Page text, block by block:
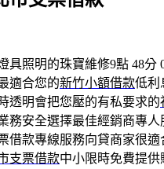
具照明的珠寶維修9點 48分
適合您的新竹小額借款低利
透明會把您壓的有私要求的
務安全選擇最佳經銷商專人
借款專線服務向貸商家很
支票借款中小限時免費提